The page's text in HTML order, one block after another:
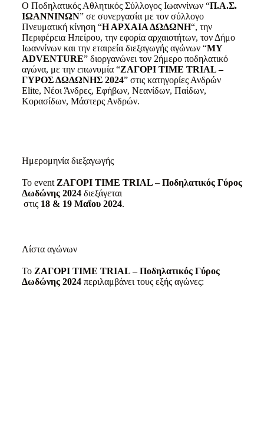
Ο Ποδηλατικός Αθλητικός Σύλλογος Ιωαννίνων “Π.Α.Σ.
ΙΩΑΝΝΙΝΩΝ” σε συνεργασία με τον σύλλογο
Πνευματική κίνηση “Η ΑΡΧΑΙΑ ΔΩΔΩΝΗ“, την
Περιφέρεια Ηπείρου, την εφορία αρχαιοτήτων, τον Δήμο
Ιωαννίνων και την εταιρεία διεξαγωγής αγώνων “ΜΥ
ADVENTURE” διοργανώνει τον 2ήμερο ποδηλατικό
αγώνα, με την επωνυμία “ΖΑΓΟΡΙ TIME TRIAL –
ΓΥΡΟΣ ΔΩΔΩΝΗΣ 2024” στις κατηγορίες Ανδρών
Elite, Νέοι Άνδρες, Εφήβων, Νεανίδων, Παίδων,
Κορασίδων, Μάστερς Ανδρών.
Ημερομηνία διεξαγωγής
Το event ΖΑΓΟΡΙ TIME TRIAL – Ποδηλατικός Γύρος
Δωδώνης 2024​διεξάγεται
στις 18 & 19 Μαΐου 2024.
Λίστα αγώνων
To ΖΑΓΟΡΙ TIME TRIAL – Ποδηλατικός Γύρος
Δωδώνης 2024​περιλαμβάνει τους εξής αγώνες: